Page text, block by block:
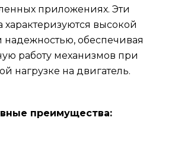
приложениях. Эти
характеризуются высокой
надежностью, обеспечивая
работу механизмов при
нагрузке на двигатель.
преимущества: